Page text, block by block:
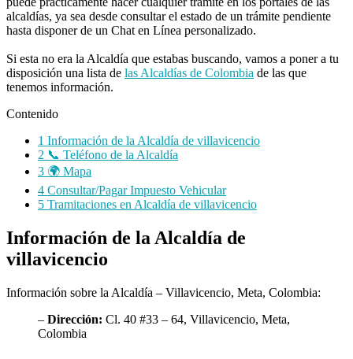
alcaldías, ya sea desde consultar el estado de un trámite pendiente
hasta disponer de un Chat en Línea personalizado.
Si esta no era la Alcaldía que estabas buscando, vamos a poner a tu
disposición una lista de las Alcaldías de Colombia de las que
tenemos información.
Contenido
1 Información de la Alcaldía de villavicencio
2 📞 Teléfono de la Alcaldía
3 🌍 Mapa
4 Consultar/Pagar Impuesto Vehicular
5 Tramitaciones en Alcaldía de villavicencio
Información de la Alcaldía de
villavicencio
Información sobre la Alcaldía – Villavicencio, Meta, Colombia:
– Dirección: Cl. 40 #33 – 64, Villavicencio, Meta,
Colombia